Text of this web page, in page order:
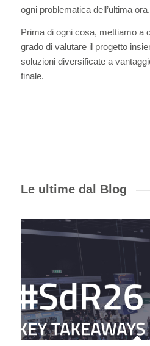
ogni problematica dell’ultima ora.
Prima di ogni cosa, mettiamo a
grado di valutare il progetto
soluzioni diversificate a
finale.
Le ultime dal Blog